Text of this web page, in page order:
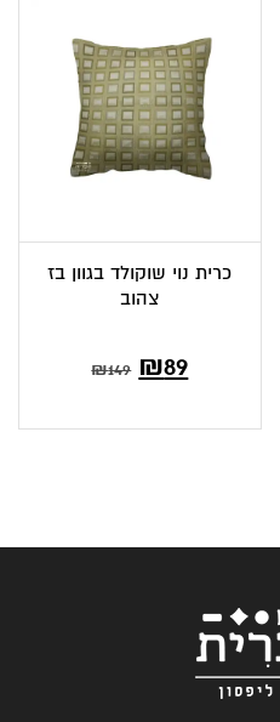
כרית נוי שוקולד בגוון בז
צהוב
₪149 המחיר
₪89המחיר